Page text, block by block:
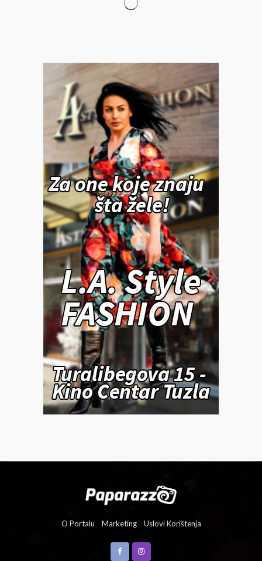
O Portalu Marketing Uslovi Korištenja